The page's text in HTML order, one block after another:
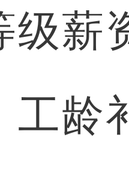
级薪
工龄